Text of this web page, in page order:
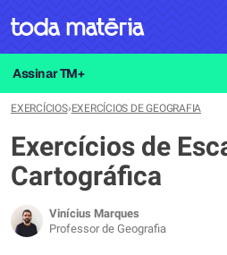
Assinar TM+
EXERCÍCIOS›EXERCÍCIOS DE GEOGRAFIA
Exercícios de
Cartográfica
Vinícius Marques
Professor de Geografia